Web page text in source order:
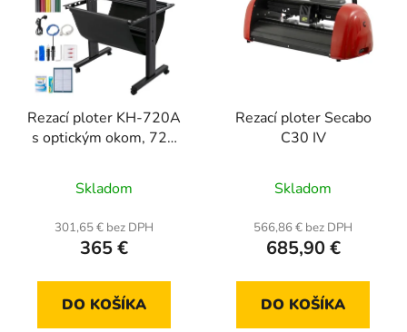
Rezací ploter KH-720A
s optickým okom, 720
hodnotenie
produktu
je
z
Skladom
301,65 € bez DPH
365 €
DO KOŠÍKA
Rezací ploter Secabo
C30 IV
hodnotenie
produktu
je
z
Skladom
566,86 € bez DPH
685,90 €
DO KOŠÍKA